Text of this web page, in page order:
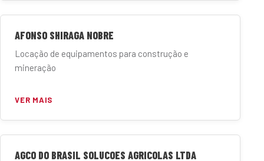
AFONSO SHIRAGA NOBRE
Locação de equipamentos para construção e
mineração
VER MAIS
AGCO DO BRASIL SOLUCOES AGRICOLAS LTDA